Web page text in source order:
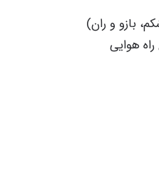
بازو و ران)
هوایی